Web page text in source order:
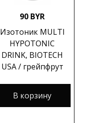
90 BYR
Изотоник MULTI
HYPOTONIC
DRINK, BIOTECH
USA / грейпфрут
В корзину